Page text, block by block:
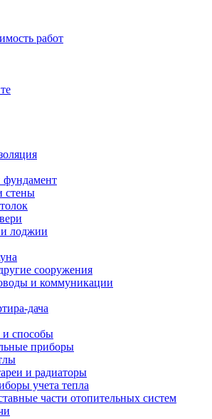
работ
фундамент
стены
лоджии
сооружения
и коммуникации
дача
способы
приборы
и радиаторы
учета тепла
части отопительных систем